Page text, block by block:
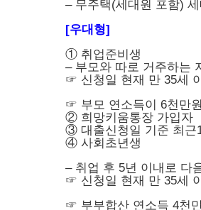
– 무주택(세대원 포함)
[우대형]
① 취업준비생
– 부모와 따로 거주하는
☞ 신청일 현재 만 35세
☞ 부모 연소득이 6천만
② 희망키움통장 가입자
③ 대출신청일 기준 최근
④ 사회초년생
– 취업 후 5년 이내로 다
☞ 신청일 현재 만 35세
☞ 부부합산 연소득 4천